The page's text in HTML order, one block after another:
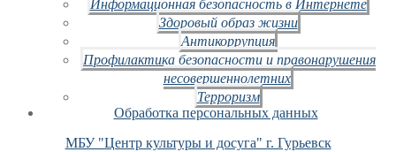
Здоровый образ жизни
Антикоррупция
Профилактика безопасности и правонарушения
несовершеннолетних
Терроризм
Обработка персональных данных
МБУ "Центр культуры и досуга" г. Гурьевск